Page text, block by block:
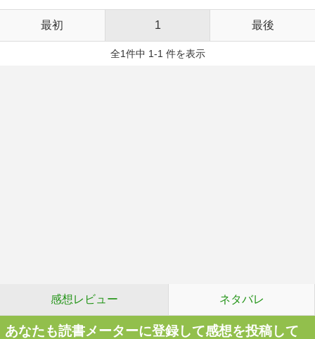
最初 1 最後
全1件中 1-1 件を表示
感想レビュー ネタバレ
あなたも読書メーターに登録して感想を投稿して